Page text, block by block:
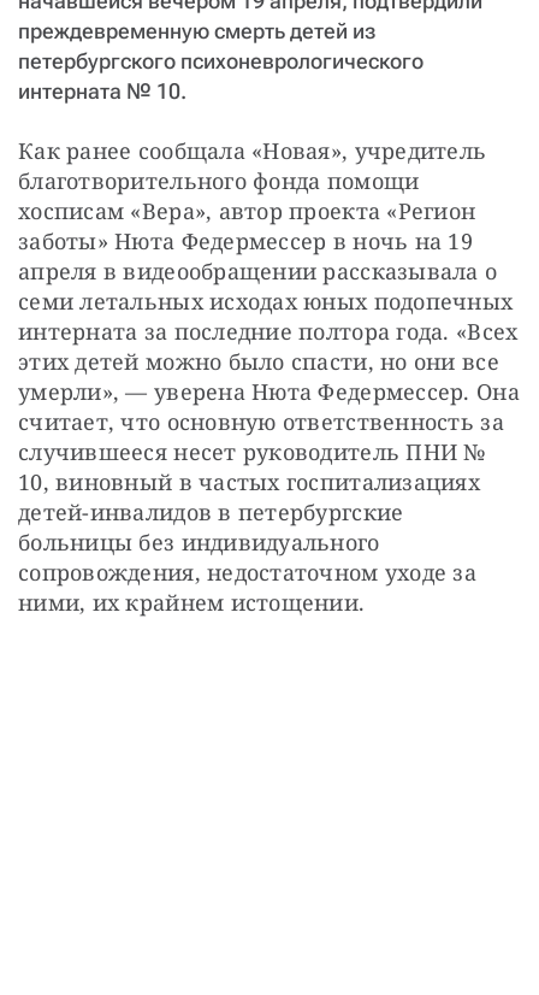
преждевременную смерть детей из
петербургского психоневрологического
интерната № 10.
Как ранее сообщала «Новая», учредитель
благотворительного фонда помощи
хосписам «Вера», автор проекта «Регион
заботы» Нюта Федермессер в ночь на 19
апреля в видеообращении рассказывала о
семи летальных исходах юных подопечных
интерната за последние полтора года. «Всех
этих детей можно было спасти, но они все
умерли», — уверена Нюта Федермессер. Она
считает, что основную ответственность за
случившееся несет руководитель ПНИ №
10, виновный в частых госпитализациях
детей-инвалидов в петербургские
больницы без индивидуального
сопровождения, недостаточном уходе за
ними, их крайнем истощении.